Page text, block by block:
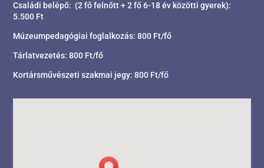
Családi belépő: (2 fő felnőtt + 2 fő 6-18 év közötti gyerek):
5.500 Ft
Múzeumpedagógiai foglalkozás: 800 Ft/fő
Tárlatvezetés: 800 Ft/fő
Kortársművészeti szakmai jegy: 800 Ft/fő